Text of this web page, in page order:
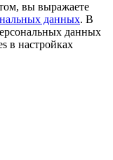
вы выражаете
данных. В
данных
в настройках